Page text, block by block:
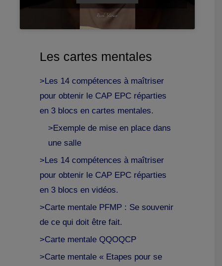
Les cartes mentales
>Les 14 compétences à maîtriser
pour obtenir le CAP EPC réparties
en 3 blocs en cartes mentales.
>Exemple de mise en place dans
une salle
>Les 14 compétences à maîtriser
pour obtenir le CAP EPC réparties
en 3 blocs en vidéos.
>Carte mentale PFMP : Se souvenir
de ce qui doit être fait.
>Carte mentale QQOQCP
>Carte mentale « Etapes pour se